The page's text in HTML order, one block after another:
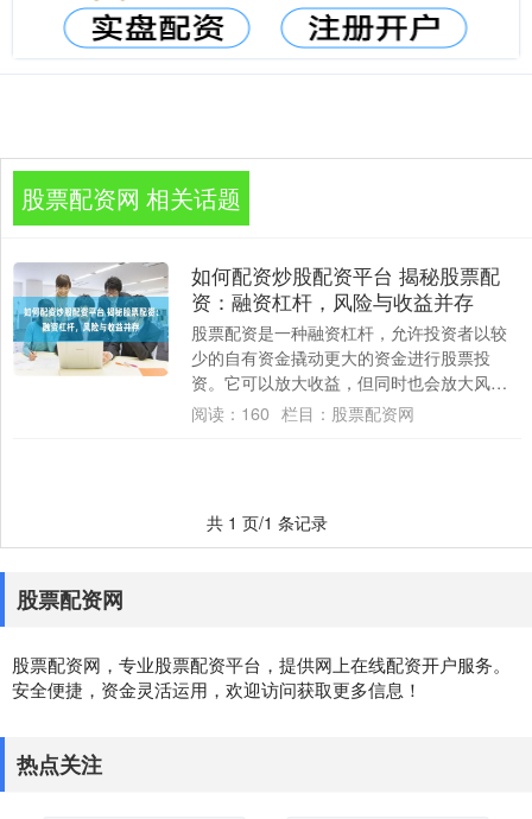
股票配资网 相关话题
如何配资炒股配资平台 揭秘股票配
资：融资杠杆，风险与收益并存
股票配资是一种融资杠杆，允许投资者以较
少的自有资金撬动更大的资金进行股票投
资。它可以放大收益，但同时也会放大风
险。 * **放大收益：**杠杆效应放大投资收
阅读： 160 栏目： 股票配资网
共 1 页/1 条记录
股票配资网
股票配资网，专业股票配资平台，提供网上在线配资开户服务。
安全便捷，资金灵活运用，欢迎访问获取更多信息！
热点关注